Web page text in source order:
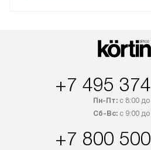
+7 495
Пн-Пт:с 8:00 до
Сб-Вс:с 9:00 до
+7 800